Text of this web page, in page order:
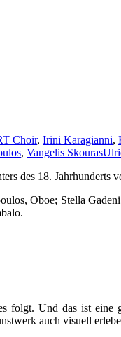
Choir, Irini Karagianni,
, Vangelis Skouras
des 18. Jahrhunderts
Oboe; Stella
Und das ist eine
auch visuell